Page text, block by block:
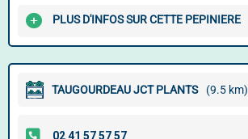
PLUS D'INFOS SUR CETTE PEPINIERE
TAUGOURDEAU JCT PLANTS (9.5 km)